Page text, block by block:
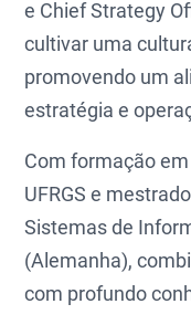
e Chief Strategy
cultivar uma
promovendo um
estratégia e
Com formação
UFRGS e
Sistemas de
(Alemanha),
com profundo